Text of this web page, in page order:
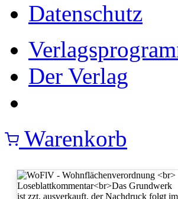
Datenschutz
Der Verlag
Warenkorb